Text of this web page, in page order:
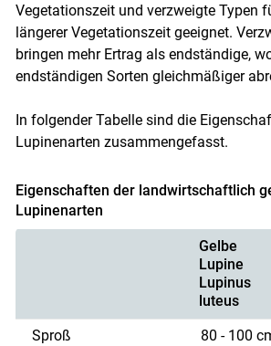
Vegetationszeit und verzweigte Typen
längerer Vegetationszeit geeignet.
bringen mehr Ertrag als endständige,
endständigen Sorten gleichmäßiger
In folgender Tabelle sind die
Lupinenarten zusammengefasst.
Eigenschaften der landwirtschaftlich
Lupinenarten
Gelbe
Lupine
Lupinus
luteus
Sproß 80 - 100